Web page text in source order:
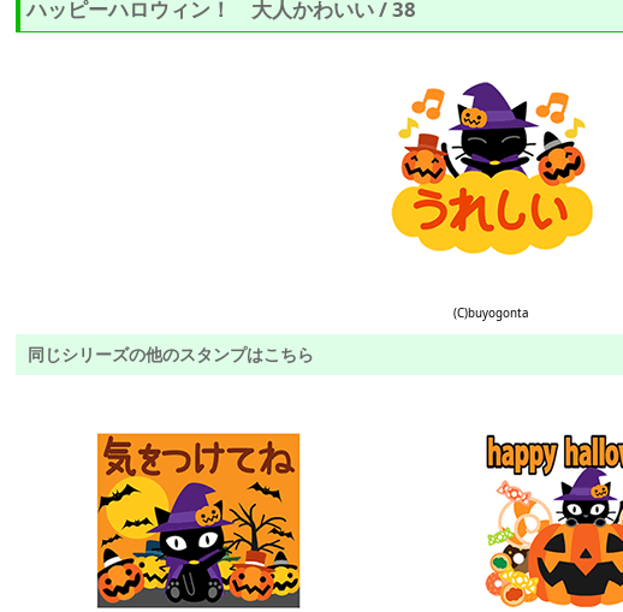
ハッピーハロウィン！ 大人かわいい / 38
(C)buyogonta
同じシリーズの他のスタンプはこちら